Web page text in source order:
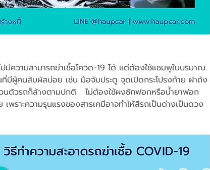
มีความสามารถฆ่าเชื้อโควิด-19 ได้ แต่ต้องใช้แชมพูในบริมาณ
ที่มีผู้คนสัมผัสบ่อย เช่น มือจับประตู จุดเปิดกระโปรงท้าย ฝาถัง
นตัวรถก็ล้างตามปกติ   ไม่ต้องใช้ผงซักฟอกหรือน้ำยาฟอก
เพราะความรุนแรงของสารเคมีอาจทำให้สีรถเป็นด่างเป็นดวง